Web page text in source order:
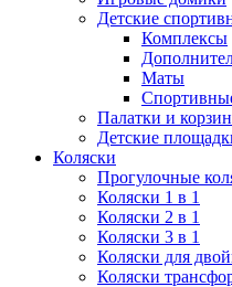
Детские
Комплексы
Маты
Палатки и
Детские
Коляски
Прогулочные
Коляски 1 в 1
Коляски 2 в 1
Коляски 3 в 1
Коляски для
Коляски